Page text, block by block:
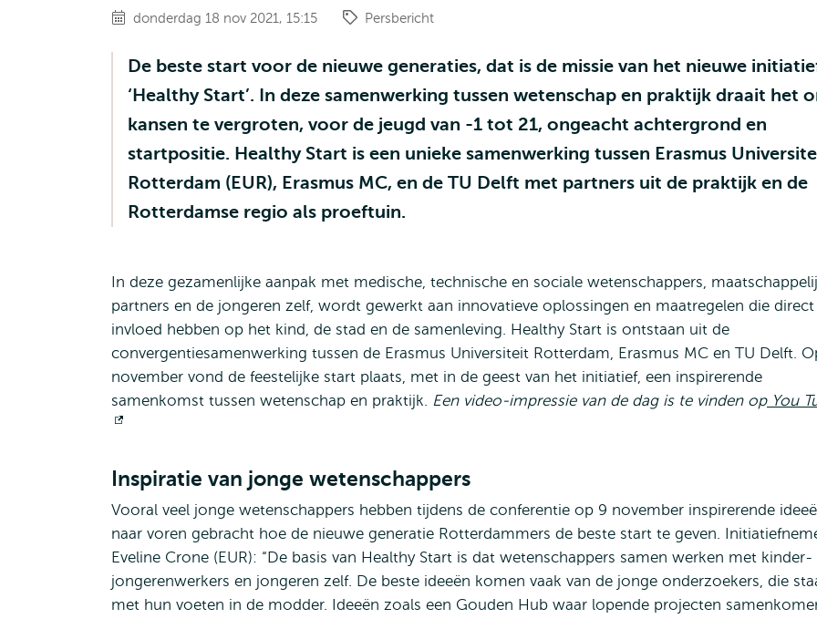
donderdag 18 nov 2021, 15:15 Persbericht
De beste start voor de nieuwe generaties, dat is de missie van het nieuwe
‘Healthy Start’. In deze samenwerking tussen wetenschap en praktijk draait het
kansen te vergroten, voor de jeugd van -1 tot 21, ongeacht achtergrond en
startpositie. Healthy Start is een unieke samenwerking tussen Erasmus
Rotterdam (EUR), Erasmus MC, en de TU Delft met partners uit de praktijk en de
Rotterdamse regio als proeftuin.
In deze gezamenlijke aanpak met medische, technische en sociale wetenschappers,
partners en de jongeren zelf, wordt gewerkt aan innovatieve oplossingen en maatregelen die direct
invloed hebben op het kind, de stad en de samenleving. Healthy Start is ontstaan uit de
convergentiesamenwerking tussen de Erasmus Universiteit Rotterdam, Erasmus MC en TU Delft.
november vond de feestelijke start plaats, met in de geest van het initiatief, een inspirerende
samenkomst tussen wetenschap en praktijk. Een video-impressie van de dag is te vinden opYou
Inspiratie van jonge wetenschappers
Vooral veel jonge wetenschappers hebben tijdens de conferentie op 9 november inspirerende
naar voren gebracht hoe de nieuwe generatie Rotterdammers de beste start te geven.
Eveline Crone (EUR): “De basis van Healthy Start is dat wetenschappers samen werken met kinder-
jongerenwerkers en jongeren zelf. De beste ideeën komen vaak van de jonge onderzoekers, die
met hun voeten in de modder. Ideeën zoals een Gouden Hub waar lopende projecten